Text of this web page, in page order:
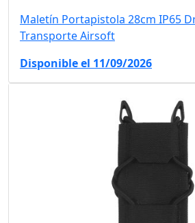
Maletín Portapistola 28cm IP65
Transporte Airsoft
Disponible el 11/09/2026